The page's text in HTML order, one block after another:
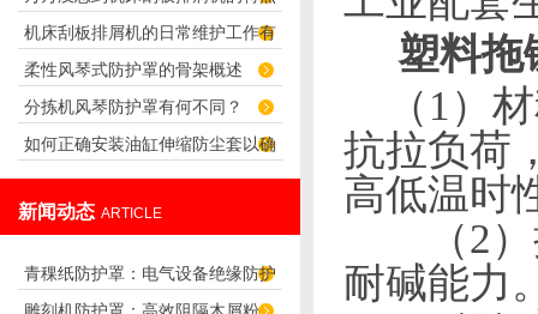
那么多
机床刮板排屑机的日常维护工作有
哪些？
柔性风琴式防护罩的骨架概述
分拣机风琴防护罩有何不同？
如何正确安装油缸伸缩防尘套以确
新闻动态 ARTICLE
青稞纸防护罩：电气设备绝缘防护
塑料拖
（1）材
抗拉负荷
高低温时
（2）
耐碱能力